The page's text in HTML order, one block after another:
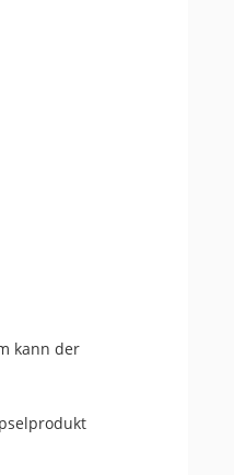
kann der